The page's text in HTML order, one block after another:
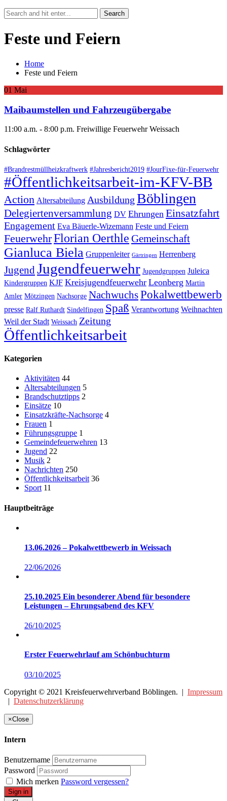
Feste und Feiern
Home
Feste und Feiern
01 Mai
Maibaumstellen und Fahrzeugübergabe
11:00 a.m. - 8:00 p.m. Freiwillige Feuerwehr Weissach
Schlagwörter
#Brandrestmüllheizkraftwerk #Jahresbericht2019 #JourFixe-für-Feuerwehr
#Öffentlichkeitsarbeit-im-KFV-BB
Action Altersabteilung Ausbildung Böblingen
Delegiertenversammlung DV Ehrungen Einsatzfahrt
Engagement Eva Bäuerle-Wizemann Feste und Feiern
FeuerwehrFlorian Oerthle Gemeinschaft
Gianluca Biela Gruppenleiter Gärtringen Herrenberg
JugendJugendfeuerwehr Jugendgruppen Juleica
Kindergruppen KJF Kreisjugendfeuerwehr Leonberg Martin
Amler Mötzingen Nachsorge NachwuchsPokalwettbewerb
presse Ralf Ruthardt Sindelfingen Spaß Verantwortung Weihnachten
Weil der Stadt Weissach Zeitung
Öffentlichkeitsarbeit
Kategorien
Aktivitäten 44
Altersabteilungen 5
Brandschutztipps 2
Einsätze 10
Einsatzkräfte-Nachsorge 4
Frauen 1
Führungsgruppe 1
Gemeindefeuerwehren 13
Jugend 22
Musik 2
Nachrichten 250
Öffentlichkeitsarbeit 36
Sport 11
Hauptbeiträge
13.06.2026 – Pokalwettbewerb in Weissach
22/06/2026
25.10.2025 Ein besonderer Abend für besondere
Leistungen – Ehrungsabend des KFV
26/10/2025
Erster Feuerwehrlauf am Schönbuchturm
03/10/2025
Copyright © 2021 Kreisfeuerwehrverband Böblingen. | Impressum
| Datenschutzerklärung
×Close
Intern
Benutzername
Password
Mich merken Password vergessen?
Sign in